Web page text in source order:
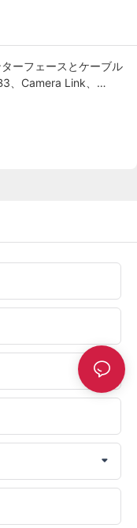
ーフェースとケーブル
、Camera Link、